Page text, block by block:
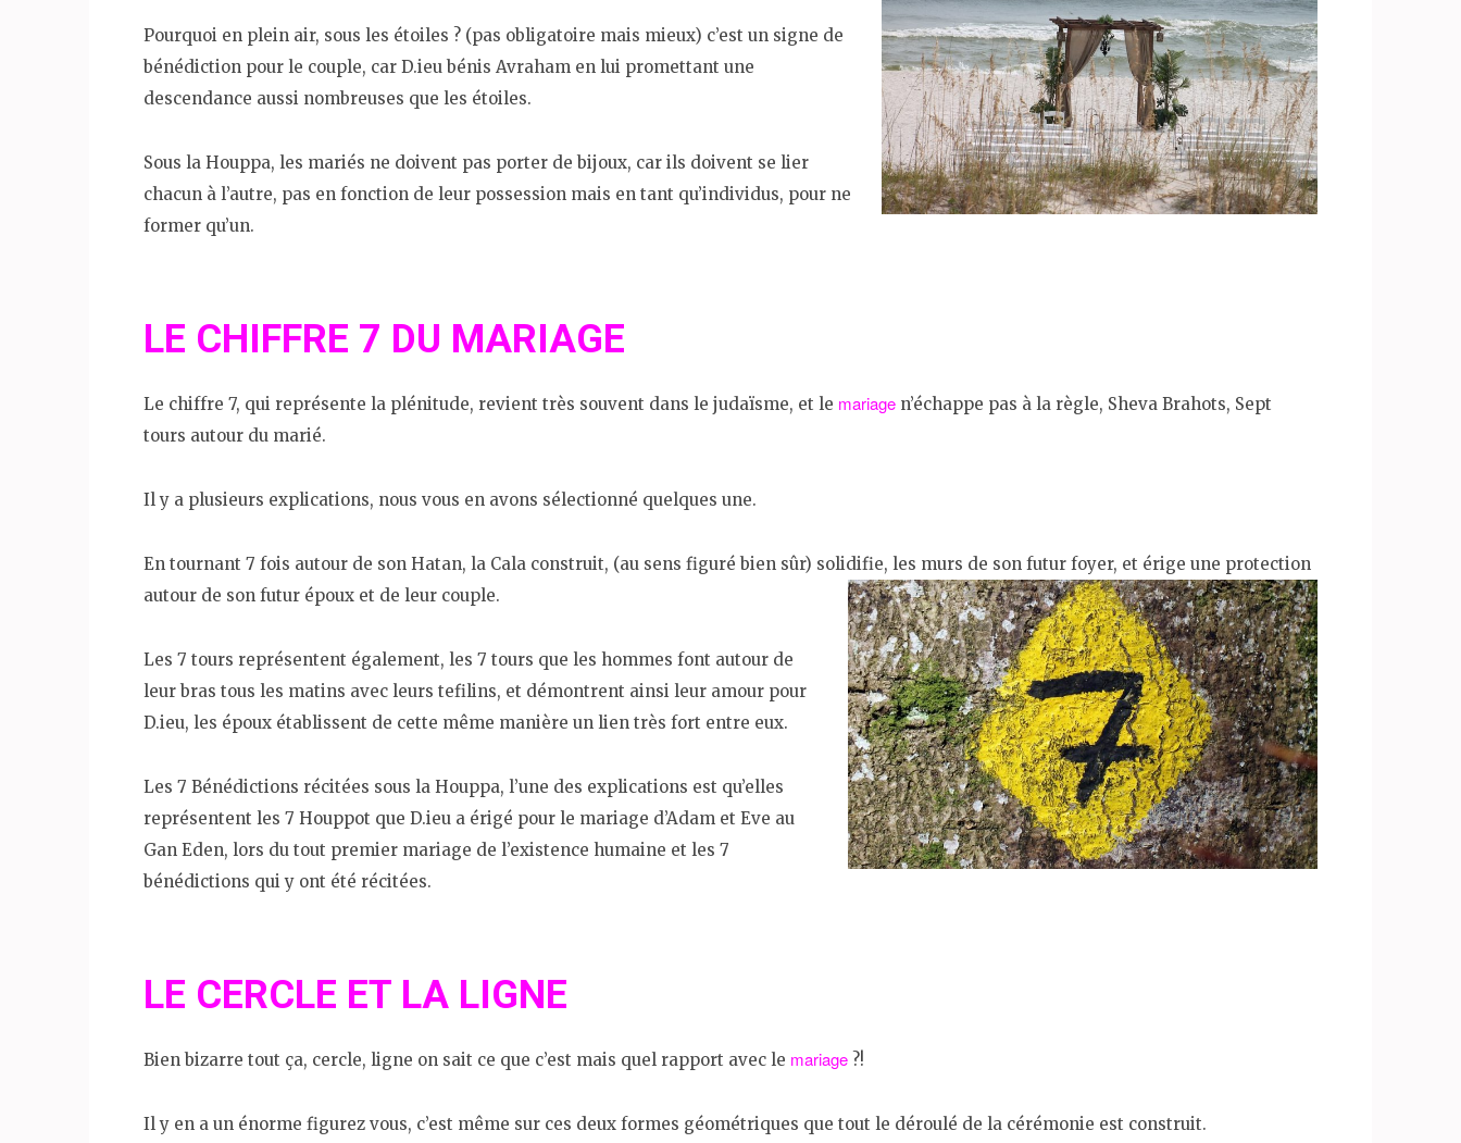
Pourquoi en plein air, sous les étoiles ? (pas obligatoire mais mieux) c’est un signe de
bénédiction pour le couple, car D.ieu bénis Avraham en lui promettant une
descendance aussi nombreuses que les étoiles.
Sous la Houppa, les mariés ne doivent pas porter de bijoux, car ils doivent se lier
chacun à l’autre, pas en fonction de leur possession mais en tant qu’individus, pour ne
former qu’un.
LE CHIFFRE 7 DU MARIAGE
Le chiffre 7, qui représente la plénitude, revient très souvent dans le judaïsme, et le mariage n’échappe pas à la règle, Sheva Brahots, Sept
tours autour du marié.
Il y a plusieurs explications, nous vous en avons sélectionné quelques une.
En tournant 7 fois autour de son Hatan, la Cala construit, (au sens figuré bien sûr) solidifie, les murs de son futur foyer, et érige une protection
autour de son futur époux et de leur couple.
Les 7 tours représentent également, les 7 tours que les hommes font autour de
leur bras tous les matins avec leurs tefilins, et démontrent ainsi leur amour pour
D.ieu, les époux établissent de cette même manière un lien très fort entre eux.
Les 7 Bénédictions récitées sous la Houppa, l’une des explications est qu’elles
représentent les 7 Houppot que D.ieu a érigé pour le mariage d’Adam et Eve au
Gan Eden, lors du tout premier mariage de l’existence humaine et les 7
bénédictions qui y ont été récitées.
LE CERCLE ET LA LIGNE
Bien bizarre tout ça, cercle, ligne on sait ce que c’est mais quel rapport avec le mariage ?!
Il y en a un énorme figurez vous, c’est même sur ces deux formes géométriques que tout le déroulé de la cérémonie est construit.